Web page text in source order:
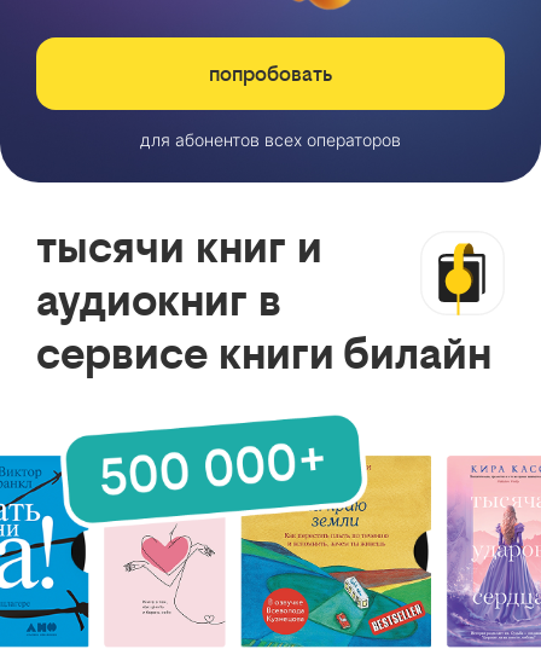
попробовать
для абонентов всех операторов
тысячи книг и
аудиокниг в
сервисе книги билайн